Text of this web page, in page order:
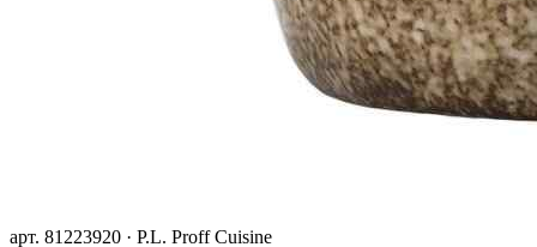
арт. 81223920 · P.L. Proff Cuisine